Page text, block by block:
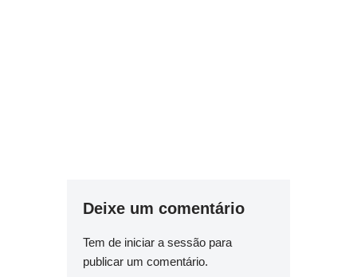
Deixe um comentário
Tem de iniciar a sessão para
publicar um comentário.